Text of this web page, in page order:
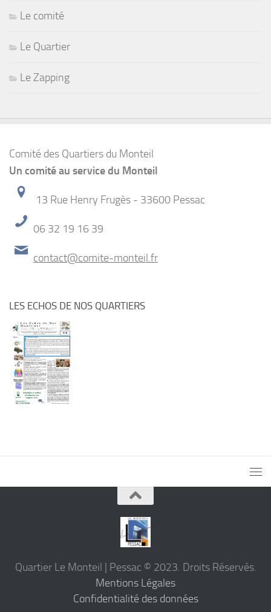
Le comité
Le Quartier
Le Zapping
Comité des Quartiers du Monteil
Un comité au service du Monteil
13 Rue Henry Frugès - 33600 Pessac
06 32 19 16 39
contact@comite-monteil.fr
LES ECHOS DE NOS QUARTIERS
Quartier Le Monteil | Pessac © 2023. Droits Réservés.
Mentions Légales
Confidentialité des données